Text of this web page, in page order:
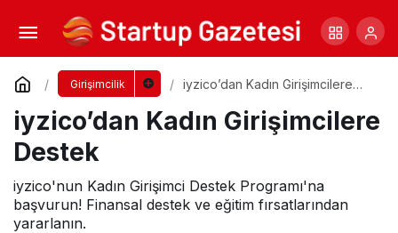
Girişimcilik
iyzico’dan Kadın Girişimcilere
iyzico’dan Kadın Girişimcilere
Destek
iyzico'nun Kadın Girişimci Destek Programı'na
başvurun! Finansal destek ve eğitim fırsatlarından
yararlanın.
Türk Telekom Ventures PİLOT’un 12. Dönem
Girişimleri
Yorum Yap Paylaş